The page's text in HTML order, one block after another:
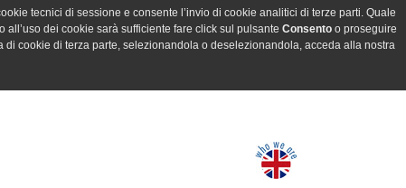
tecnici di sessione e consente l’invio di cookie analitici di terze parti. Quale
dei cookie sarà sufficiente fare click sul pulsante Consentoo proseguire
cookie di terza parte, selezionandola o deselezionandola, acceda alla nostra